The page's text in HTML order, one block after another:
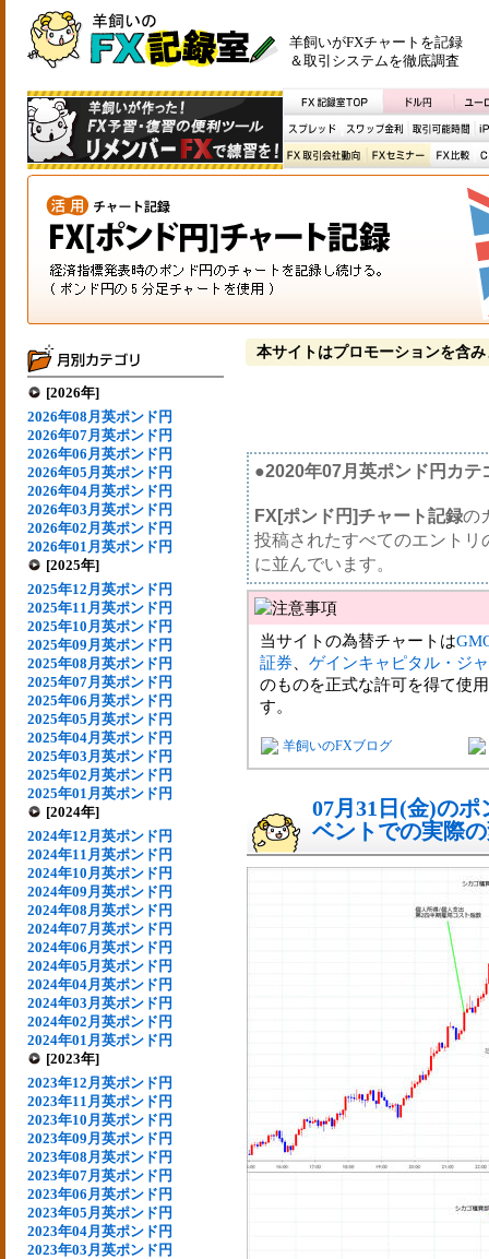
羊飼いがFXチャートを記録
＆取引システムを徹底調査
[2026年]
2026年08月英ポンド円
2026年07月英ポンド円
2026年06月英ポンド円
2026年05月英ポンド円
2026年04月英ポンド円
2026年03月英ポンド円
2026年02月英ポンド円
2026年01月英ポンド円
[2025年]
2025年12月英ポンド円
2025年11月英ポンド円
2025年10月英ポンド円
2025年09月英ポンド円
2025年08月英ポンド円
2025年07月英ポンド円
2025年06月英ポンド円
2025年05月英ポンド円
2025年04月英ポンド円
2025年03月英ポンド円
2025年02月英ポンド円
2025年01月英ポンド円
[2024年]
2024年12月英ポンド円
2024年11月英ポンド円
2024年10月英ポンド円
2024年09月英ポンド円
2024年08月英ポンド円
2024年07月英ポンド円
2024年06月英ポンド円
2024年05月英ポンド円
2024年04月英ポンド円
2024年03月英ポンド円
2024年02月英ポンド円
2024年01月英ポンド円
[2023年]
2023年12月英ポンド円
2023年11月英ポンド円
2023年10月英ポンド円
2023年09月英ポンド円
2023年08月英ポンド円
2023年07月英ポンド円
2023年06月英ポンド円
2023年05月英ポンド円
2023年04月英ポンド円
2023年03月英ポンド円
本サイトはプロモーションを含み
●2020年07月英ポンド円カテ
FX[ポンド円]チャート記録の
投稿されたすべてのエント
に並んでいます。
当サイトの為替チャートは
証券
ゲインキャピタル・ジ
のものを正式な許可を得て使
す。
羊飼いのFXブログ
07月31日(金)の
ベントでの実際